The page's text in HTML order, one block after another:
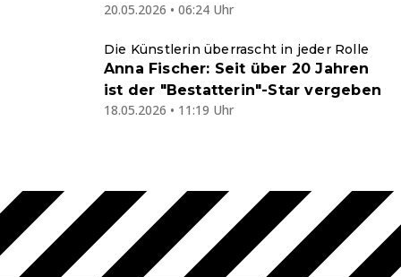
20.05.2026 • 06:24 Uhr
Die Künstlerin überrascht in jeder Rolle
Anna Fischer: Seit über 20 Jahren
ist der "Bestatterin"-Star vergeben
18.05.2026 • 11:19 Uhr